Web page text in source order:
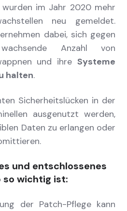
im Jahr 2020 mehr
neu gemeldet.
dabei, sich gegen
Anzahl von
und ihre Systeme
halten.
Sicherheitslücken in der
ausgenutzt werden,
Daten zu erlangen oder
und entschlossenes
so wichtig ist:
der Patch-Pflege kann